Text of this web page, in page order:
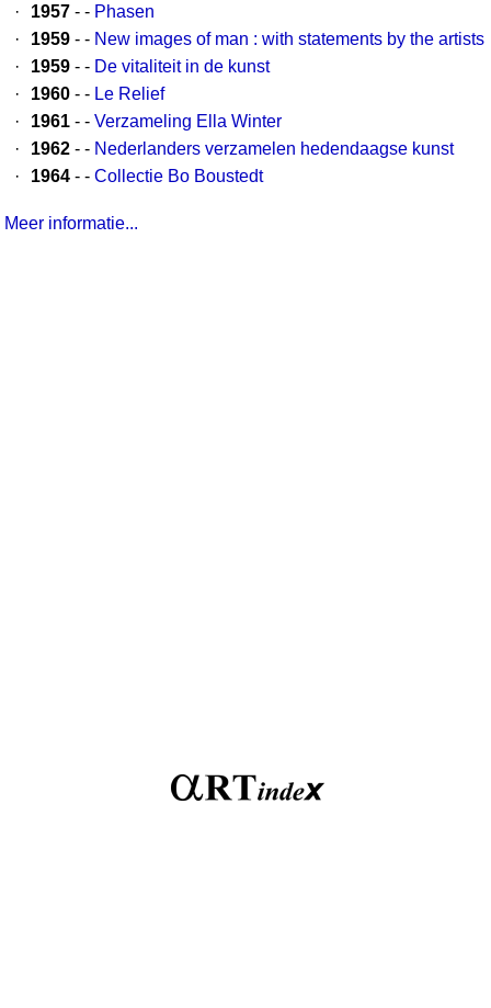
·
1957 - - Phasen
·
1959 - - New images of man : with statements by the artists
·
1959 - - De vitaliteit in de kunst
·
1960 - - Le Relief
·
1961 - - Verzameling Ella Winter
·
1962 - - Nederlanders verzamelen hedendaagse kunst
·
1964 - - Collectie Bo Boustedt
Meer informatie...